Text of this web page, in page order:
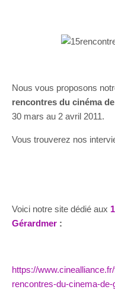
Nous vous proposons
rencontres du cinéma
30 mars au 2 avril 2011.
Vous trouverez nos
Voici notre site dédié aux
Gérardmer :
https://
rencontres-du-cinema-